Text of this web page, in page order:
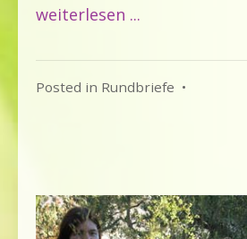
weiterlesen ...
Posted in Rundbriefe •